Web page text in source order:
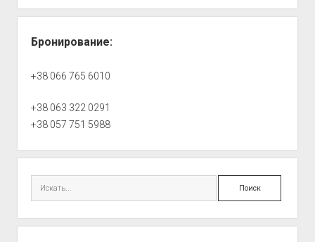
Бронирование:
+38 066 765 6010
+38 063 322 0291
+38 057 751 5988
Поиск